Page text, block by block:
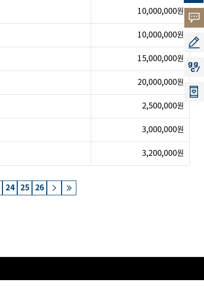
고객
소리
공모
지지
10,000,000원
10,000,000원
15,000,000원
20,000,000원
2,500,000원
3,000,000원
3,200,000원
24 25 26